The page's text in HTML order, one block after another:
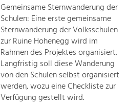
Gemeinsame Sternwanderung der
Schulen: Eine erste gemeinsame
Sternwanderung der Volksschulen
zur Ruine Hohenegg wird im
Rahmen des Projektes organisiert.
Langfristig soll diese Wanderung
von den Schulen selbst organisiert
werden, wozu eine Checkliste zur
Verfügung gestellt wird.